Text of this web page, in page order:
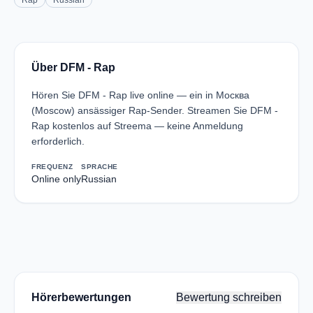
Über DFM - Rap
Hören Sie DFM - Rap live online — ein in Москва
(Moscow) ansässiger Rap-Sender. Streamen Sie DFM -
Rap kostenlos auf Streema — keine Anmeldung
erforderlich.
FREQUENZ
Online only
SPRACHE
Russian
Hörerbewertungen Bewertung schreiben